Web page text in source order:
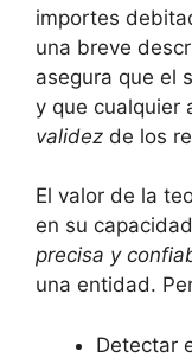
importes
una breve
asegura que el
y que cualquier
validez de los
El valor de la
en su
precisa y
una entidad.
Detectar